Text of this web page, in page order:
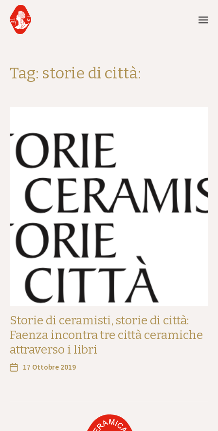
Tag: storie di città:
Storie di ceramisti, storie di città:
Faenza incontra tre città ceramiche
attraverso i libri
17 Ottobre 2019